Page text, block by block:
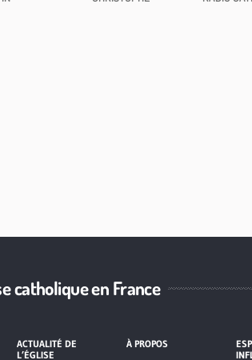
catholique en France
ACTUALITÉ DE
L’ÉGLISE
À PROPOS